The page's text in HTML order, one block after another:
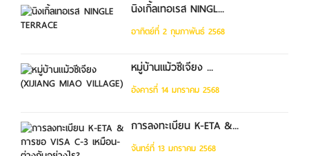
นิงเกิ้ลเทอเรส NINGL...
อาทิตย์ที่ 2 กุมภาพันธ์ 2568
หมู่บ้านแม้วซีเจียง ...
อังคารที่ 14 มกราคม 2568
การลงทะเบียน K-ETA &...
จันทร์ที่ 13 มกราคม 2568